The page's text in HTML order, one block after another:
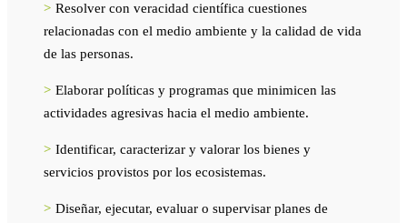
> Resolver con veracidad científica cuestiones
relacionadas con el medio ambiente y la calidad de vida
de las personas.
> Elaborar políticas y programas que minimicen las
actividades agresivas hacia el medio ambiente.
> Identificar, caracterizar y valorar los bienes y
servicios provistos por los ecosistemas.
> Diseñar, ejecutar, evaluar o supervisar planes de